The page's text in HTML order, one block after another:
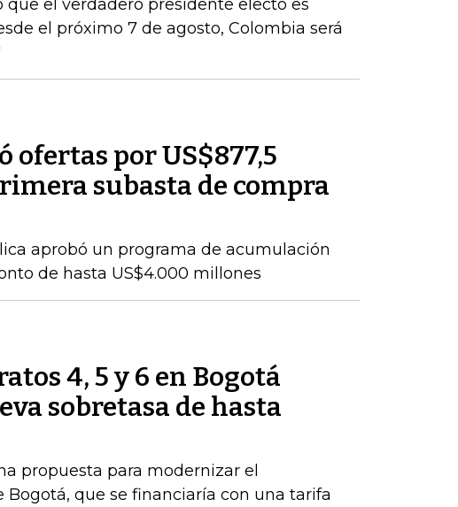
que el verdadero presidente electo es
el próximo 7 de agosto, Colombia será
ofertas por US$877,5
subasta de compra
aprobó un programa de acumulación
de hasta US$4.000 millones
4, 5 y 6 en Bogotá
sobretasa de hasta
propuesta para modernizar el
que se financiaría con una tarifa